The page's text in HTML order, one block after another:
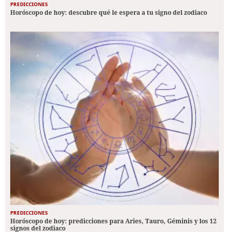
PREDICCIONES
Horóscopo de hoy: descubre qué le espera a tu signo del zodiaco
PREDICCIONES
Horóscopo de hoy: predicciones para Aries, Tauro, Géminis y los 12
signos del zodiaco